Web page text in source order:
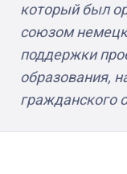
который был
союзом
поддержки
образования,
гражданского